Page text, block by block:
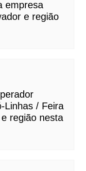
empresa
e região
Linhas / Feira
região nesta